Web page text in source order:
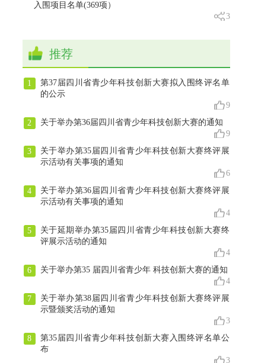
入围项目名单(369项）
3
推荐
1
第37届四川省青少年科技创新大赛拟入围终评名单
的公示
9
2
关于举办第36届四川省青少年科技创新大赛的通知
9
3
关于举办第35届四川省青少年科技创新大赛终评展
示活动有关事项的通知
6
4
关于举办第36届四川省青少年科技创新大赛终评展
示活动有关事项的通知
4
5
关于延期举办第35届四川省青少年科技创新大赛终
评展示活动的通知
4
6
关于举办第35 届四川省青少年 科技创新大赛的通知
4
7
关于举办第38届四川省青少年科技创新大赛终评展
示暨颁奖活动的通知
3
8
第35届四川省青少年科技创新大赛入围终评名单公
布
3